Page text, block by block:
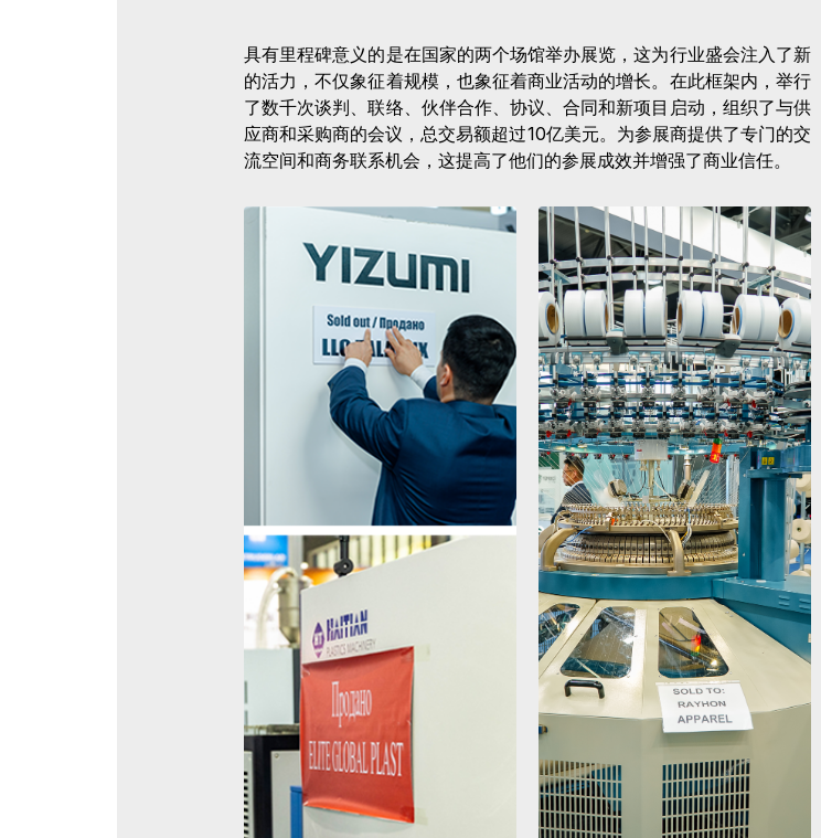
具有里程碑意义的是在国家的两个场馆举办展览，这为行业盛会注入了新
的活力，不仅象征着规模，也象征着商业活动的增长。在此框架内，举行
了数千次谈判、联络、伙伴合作、协议、合同和新项目启动，组织了与供
应商和采购商的会议，总交易额超过10亿美元。为参展商提供了专门的交
流空间和商务联系机会，这提高了他们的参展成效并增强了商业信任。